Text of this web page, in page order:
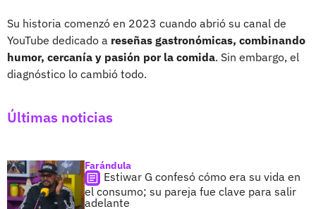
Su historia comenzó en 2023 cuando abrió su canal de
YouTube dedicado a reseñas gastronómicas, combinando
humor, cercanía y pasión por la comida. Sin embargo, el
diagnóstico lo cambió todo.
Últimas noticias
Farándula
Estiwar G confesó cómo era su vida en
el consumo; su pareja fue clave para salir
adelante